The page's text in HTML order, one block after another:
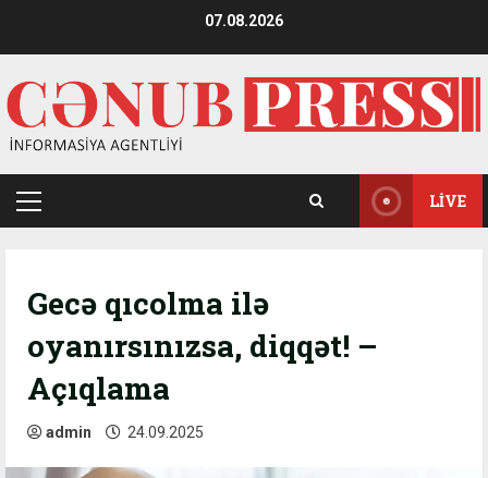
07.08.2026
Primary
LIVE
Gecə qıcolma ilə
oyanırsınızsa, diqqət! –
Açıqlama
admin 24.09.2025